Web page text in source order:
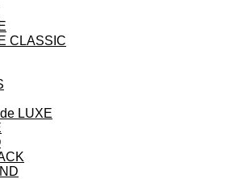
CLASSIC
LUXE